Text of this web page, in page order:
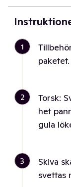
1
paketet.
2
Torsk:
het
gula
3
Skiva
svettas